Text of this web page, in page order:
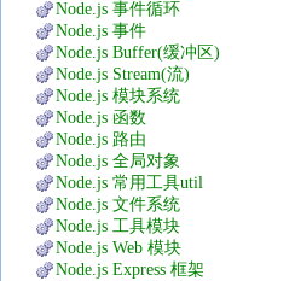
Node.js 事件循环
Node.js 事件
Node.js Buffer(缓冲区)
Node.js Stream(流)
Node.js 模块系统
Node.js 函数
Node.js 路由
Node.js 全局对象
Node.js 常用工具util
Node.js 文件系统
Node.js 工具模块
Node.js Web 模块
Node.js Express 框架